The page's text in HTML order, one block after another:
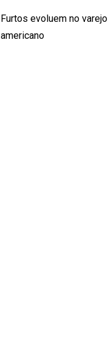
Furtos evoluem no varejo
americano